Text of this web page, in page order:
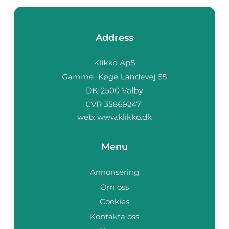
Address
web: www.klikko.dk
Menu
Annonsering
Om oss
Cookies
Kontakta oss